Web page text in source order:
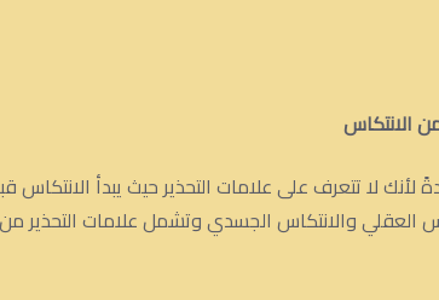
الانتكاس
لأنك لا تتعرف على علامات التحذير حيث يبدأ
العقلي والانتكاس الجسدي وتشمل علامات التحذير